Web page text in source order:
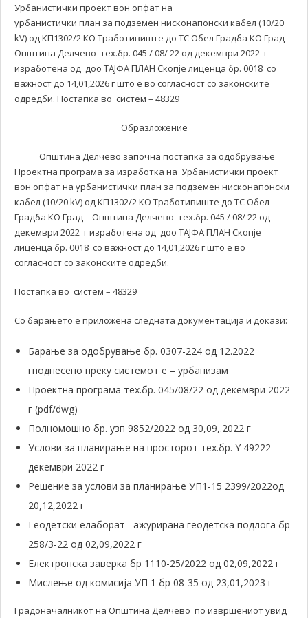
Урбанистички проект вон опфат на
урбанистички план за подземен нисконапонски кабел (10/20
kV) од КП1302/2 КО Тработивиште до ТС Обел Градба КО Град –
Општина Делчево тех.бр. 045 / 08/ 22 од декември 2022 г
изработена од доо ТАЈФА ПЛАН Скопје лиценца бр. 0018 со
важност до 14,01,2026 г што е во согласност со законските
одредби. Постапка во систем – 48329
Образложение
Општина Делчево започна постапка за одобрување
Проектна програма за изработка на Урбанистички проект
вон опфат на урбанистички план за подземен нисконапонски
кабел (10/20 kV) од КП1302/2 КО Тработивиште до ТС Обел
Градба КО Град – Општина Делчево тех.бр. 045 / 08/ 22 од
декември 2022 г изработена од доо ТАЈФА ПЛАН Скопје
лиценца бр. 0018 со важност до 14,01,2026 г што е во
согласност со законските одредби.
Постапка во систем – 48329
Со барањето е приложена следната документација и докази:
Барање за одобрување бр. 0307-224 од 12.2022
гподнесено преку системот е – урбанизам
Проектна програма тех.бр. 045/08/22 од декември 2022
г (pdf/dwg)
Полномошно бр. узп 9852/2022 од 30,09,.2022 г
Услови за планирање на просторот тех.бр. Y 49222
декември 2022 г
Решение за услови за планирање УП1-15 2399/2022од
20,12,2022 г
Геодетски елаборат –ажурирана геодетска подлога бр
258/3-22 од 02,09,2022 г
Електронска заверка бр 1110-25/2022 од 02,09,2022 г
Мислење од комисија УП 1 бр 08-35 од 23,01,2023 г
Градоначалникот на Општина Делчево по извршениот увид